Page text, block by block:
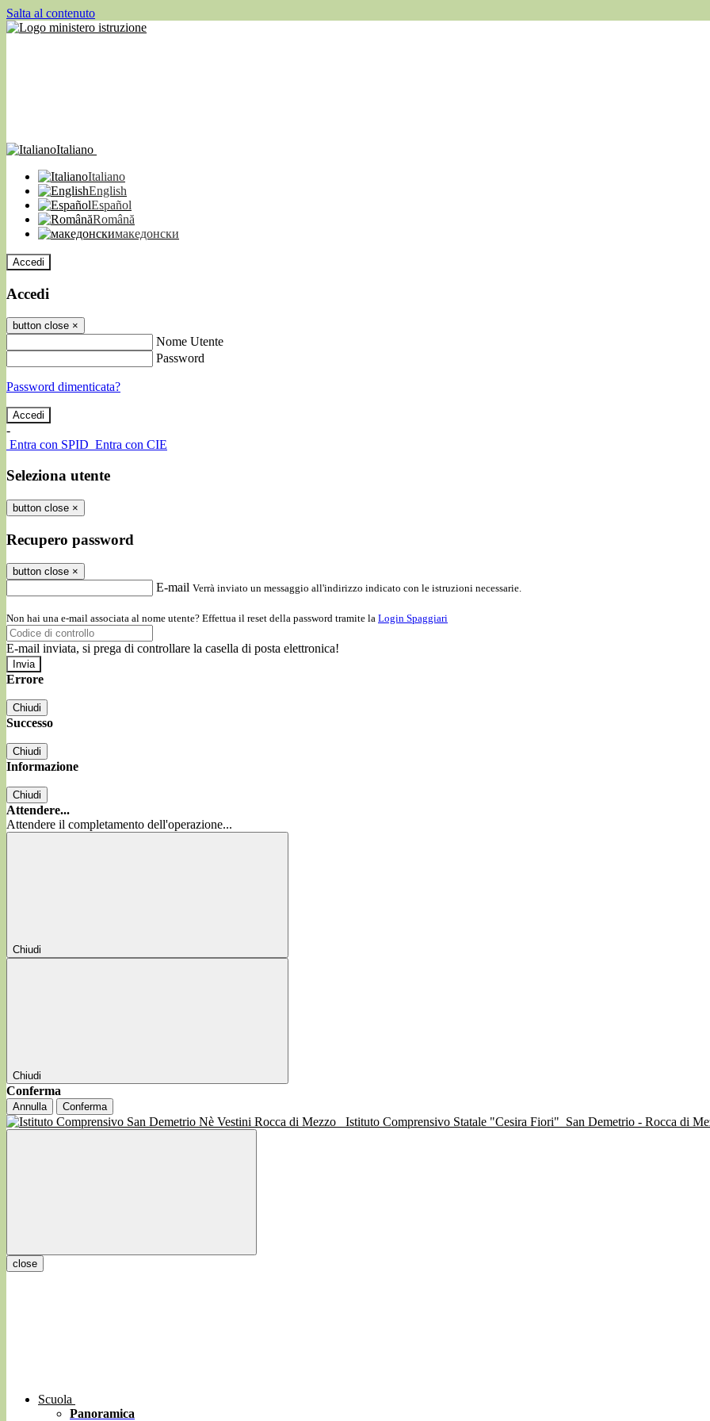
Salta al contenuto
Italiano
Italiano
English
Español
Română
македонски
Accedi
Accedi
button close ×
Nome Utente
Password
Password dimenticata?
-
Entra con SPID Entra con CIE
Seleziona utente
button close ×
Recupero password
button close ×
E-mail Verrà inviato un messaggio all'indirizzo indicato con le istruzioni necessarie.
Non hai una e-mail associata al nome utente? Effettua il reset della password tramite la Login Spaggiari
E-mail inviata, si prega di controllare la casella di posta elettronica!
Errore
Chiudi
Successo
Chiudi
Informazione
Chiudi
Attendere...
Attendere il completamento dell'operazione...
Chiudi
Chiudi
Conferma
Annulla Conferma
Istituto Comprensivo Statale "Cesira Fiori" San Demetrio - Rocca di
close
Scuola
Panoramica